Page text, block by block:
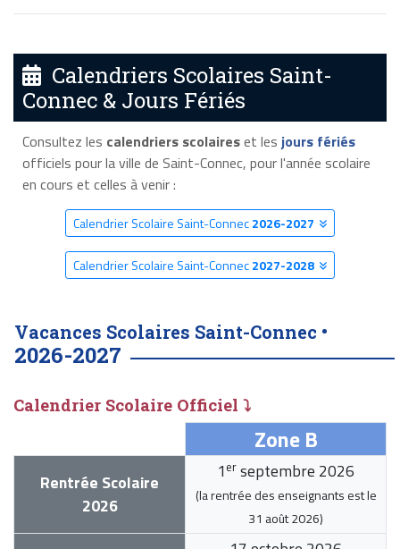
Calendriers Scolaires Saint-
Connec & Jours Fériés
Consultez les calendriers scolaireset les jours fériés
officiels pour la ville de Saint-Connec, pour l'année scolaire
en cours et celles à venir :
Calendrier Scolaire Saint-Connec2026-2027
Calendrier Scolaire Saint-Connec2027-2028
Vacances Scolaires Saint-Connec •
2026-2027
Calendrier Scolaire Officiel ⤵
Zone B
Rentrée Scolaire
2026
1 er septembre 2026
(la rentrée des enseignants est le
31 août 2026)